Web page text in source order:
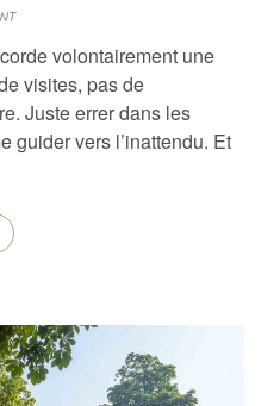
volontairement une
visites, pas de
Juste errer dans les
guider vers l’inattendu. Et